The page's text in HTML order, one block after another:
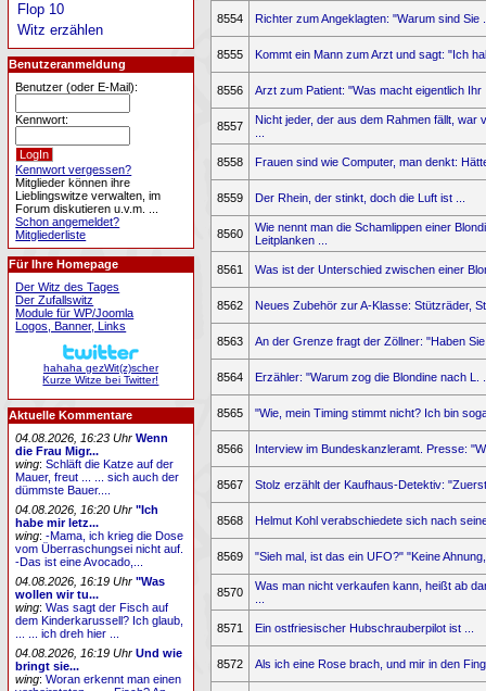
8554 Richter zum Angeklagten: "Warum sind Sie
8555 Kommt ein Mann zum Arzt und sagt: "Ich
8556 Arzt zum Patient: "Was macht eigentlich Ihr
8557
Nicht jeder, der aus dem Rahmen fällt, war
8558 Frauen sind wie Computer, man denkt:
8559 Der Rhein, der stinkt, doch die Luft ist ...
8560
Wie nennt man die Schamlippen einer
Leitplanken ...
8561 Was ist der Unterschied zwischen einer
8562 Neues Zubehör zur A-Klasse: Stützräder,
8563 An der Grenze fragt der Zöllner: "Haben
8564 Erzähler: "Warum zog die Blondine nach L.
8565 "Wie, mein Timing stimmt nicht? Ich bin
8566 Interview im Bundeskanzleramt. Presse:
8567 Stolz erzählt der Kaufhaus-Detektiv:
8568 Helmut Kohl verabschiedete sich nach
8569 "Sieh mal, ist das ein UFO?" "Keine
8570
Was man nicht verkaufen kann, heißt ab
8571 Ein ostfriesischer Hubschrauberpilot ist ...
8572 Als ich eine Rose brach, und mir in den
Flop 10
Witz erzählen
Benutzeranmeldung
Benutzer (oder E-Mail):
Kennwort:
Kennwort vergessen?
Mitglieder können ihre
Lieblingswitze verwalten, im
Forum diskutieren u.v.m. ...
Schon angemeldet?
Mitgliederliste
Für Ihre Homepage
Der Witz des Tages
Der Zufallswitz
Module für WP/Joomla
Logos, Banner, Links
hahaha gezWit(z)scher
Kurze Witze bei Twitter!
Aktuelle Kommentare
04.08.2026, 16:23 Uhr Wenn
die Frau Migr...
wing:Schläft die Katze auf der
Mauer, freut ... ... sich auch der
dümmste Bauer....
04.08.2026, 16:20 Uhr "Ich
habe mir letz...
wing:-Mama, ich krieg die Dose
vom Überraschungsei nicht auf.
-Das ist eine Avocado,...
04.08.2026, 16:19 Uhr "Was
wollen wir tu...
wing:Was sagt der Fisch auf
dem Kinderkarussell? Ich glaub,
... ... ich dreh hier ...
04.08.2026, 16:19 Uhr Und wie
bringt sie...
wing:Woran erkennt man einen